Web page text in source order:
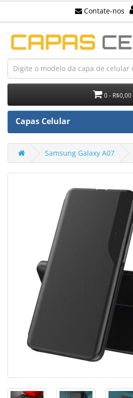
Contate-nos
0 - R$0,00
Capas Celular
Samsung Galaxy A07